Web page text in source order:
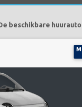
beschikbare